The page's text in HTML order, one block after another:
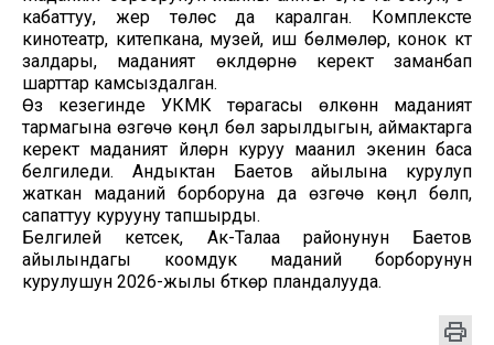
кабаттуу, жер төлөсү да каралган. Комплексте
кинотеатр, китепкана, музей, иш бөлмөлөр, конок күтүү
залдары, маданият өкүлдөрүнө керектүү заманбап
шарттар камсыздалган.
Өз кезегинде УКМК төрагасы өлкөнүн маданият
тармагына өзгөчө көңүл бөлүү зарылдыгын, аймактарга
керектүү маданият үйлөрүн куруу маанилүү экенин баса
белгиледи. Андыктан Баетов айылына курулуп
жаткан маданий борборуна да өзгөчө көңүл бөлүп,
сапаттуу курууну тапшырды.
Белгилей кетсек, Ак-Талаа районунун Баетов
айылындагы коомдук маданий борборунун
курулушун 2026-жылы бүткөрүү пландалууда.